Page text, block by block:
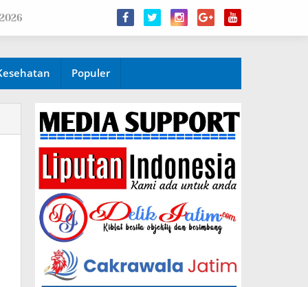
Populer